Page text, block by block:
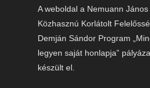
A weboldal a Nemuann
Közhasznú Korlátolt
Demján Sándor Program
legyen saját honlapja”
készült el.